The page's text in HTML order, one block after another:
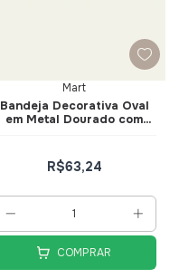
Mart
Bandeja Decorativa Oval
em Metal Dourado com
R$63,24
COMPRAR